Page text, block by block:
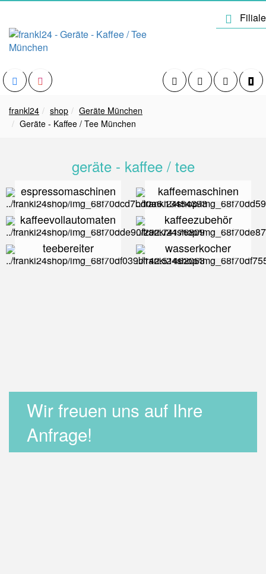
frankl24 shop
Geräte München
Geräte - Kaffee / Tee München
geräte - kaffee / tee
espressomaschinen
kaffeemaschinen
kaffeevollautomaten
kaffeezubehör
teebereiter
wasserkocher
Wir freuen uns auf Ihre
Anfrage!